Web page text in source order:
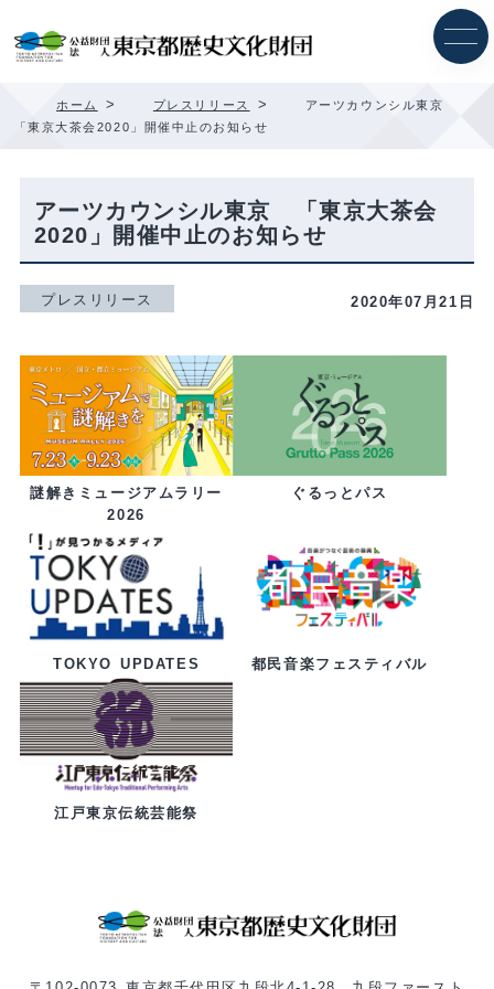
ホーム > プレスリリース >
アーツカウンシル東京
「東京大茶会2020」開催中止のお知らせ
アーツカウンシル東京 「東京大茶会
2020」開催中止のお知らせ
プレスリリース 2020年07月21日
謎解きミュージアムラリー
2026
ぐるっとパス
TOKYO UPDATES 都民音楽フェスティバル
江戸東京伝統芸能祭